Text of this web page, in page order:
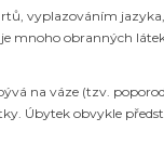
rtů, vyplazováním
mnoho obranných
na váze (tzv.
Úbytek obvykle